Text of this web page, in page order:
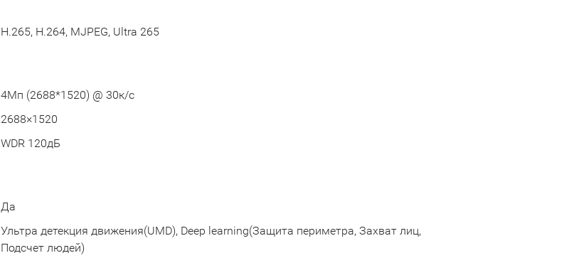
H.265, H.264, MJPEG, Ultra 265
4Мп (2688*1520) @ 30к/с
2688×1520
WDR 120дБ
Да
Ультра детекция движения(UMD), Deep learning(Защита периметра, Захват лиц,
Подсчет людей)